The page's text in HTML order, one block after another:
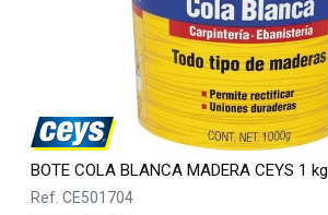
BOTE COLA BLANCA MADERA CEYS 1 kg
Ref. CE501704